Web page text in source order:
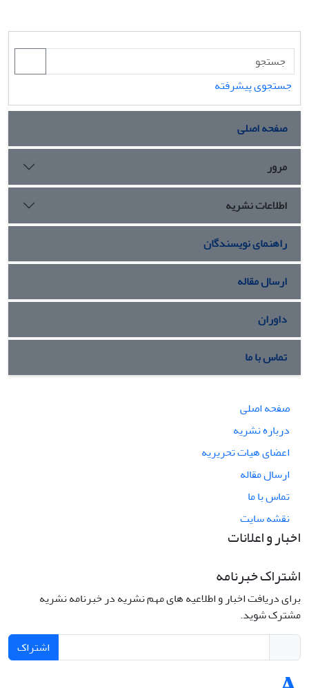
جستجوی پیشرفته
صفحه اصلی
مرور
اطلاعات نشریه
راهنمای نویسندگان
ارسال مقاله
داوران
تماس با ما
صفحه اصلی
درباره نشریه
اعضای هیات تحریریه
ارسال مقاله
تماس با ما
نقشه سایت
اخبار و اعلانات
اشتراک خبرنامه
برای دریافت اخبار و اطلاعیه های مهم نشریه در خبرنامه نشریه
مشترک شوید.
اشتراک